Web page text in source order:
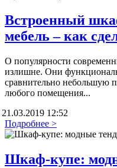
Встроенный
мебель – как
О популярности
излишне. Они
сравнительно небольшую
любого помещения...
21.03.2019 12:52
Подробнее >
Шкаф-купе: